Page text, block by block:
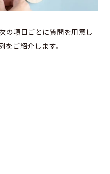
の項目ごとに質問を用意し
ご紹介します。